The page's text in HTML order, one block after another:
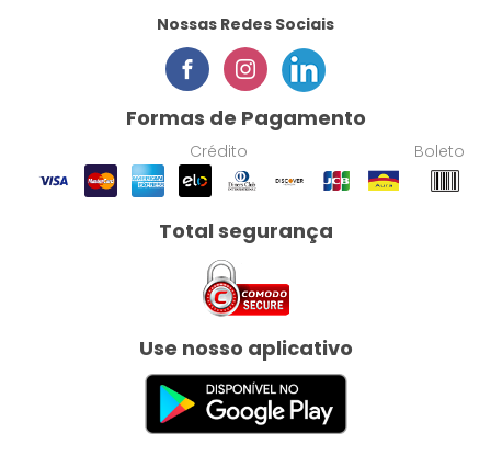
Nossas Redes Sociais
Formas de Pagamento
Crédito Boleto
Total segurança
Use nosso aplicativo